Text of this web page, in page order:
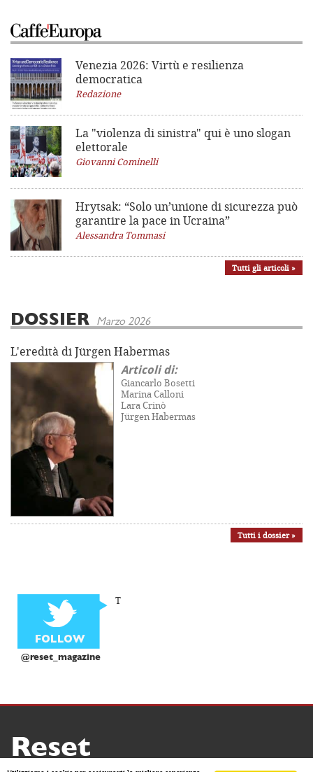
Venezia 2026: Virtù e resilienza
democratica
Redazione
La "violenza di sinistra" qui è uno slogan
elettorale
Giovanni Cominelli
Hrytsak: “Solo un’unione di sicurezza può
garantire la pace in Ucraina”
Alessandra Tommasi
Tutti gli articoli »
DOSSIER Marzo 2026
L'eredità di Jürgen Habermas
Articoli di:
Giancarlo Bosetti
Marina Calloni
Lara Crinò
Jürgen Habermas
Tutti i dossier »
@reset_magazine
T
Reset